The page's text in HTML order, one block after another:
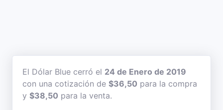
El Dólar Blue cerró el 24 de Enero de 2019
con una cotización de $36,50 para la compra
y $38,50 para la venta.